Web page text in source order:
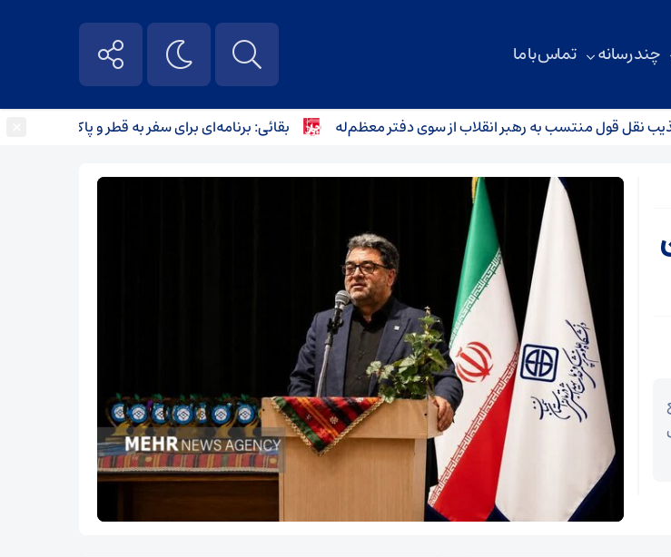
چند رسانه تماس با ما
قول منتسب به رهبر انقلاب از سوی دفتر معظم‌له بقائی: برنامه‌ای برای سفر به قطر و پاکستان نداریم